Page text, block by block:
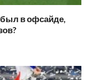
в офсайде,